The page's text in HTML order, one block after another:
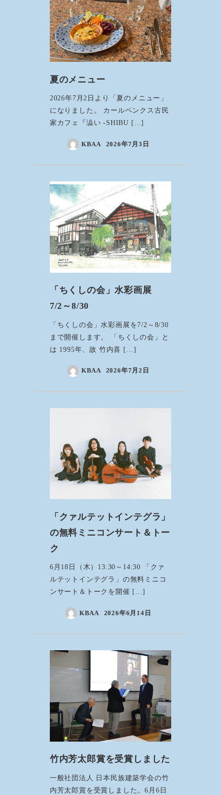
夏のメニュー
2026年7月2日より「夏のメニュー」
になりました。 カールベンクス古民
家カフェ『澁い -SHIBU […]
KBAA 2026年7月3日
「ちくしの会」水彩画展
7/2～8/30
「ちくしの会」水彩画展を7/2～8/30
まで開催します。 「ちくしの会」と
は 1995年、故 竹内喜 […]
KBAA 2026年7月2日
「クァルテットインテグラ」
の無料ミニコンサート＆トー
ク
6月18日（木）13:30～14:30 「クァ
ルテットインテグラ」の無料ミニコ
ンサート＆トークを開催 […]
KBAA 2026年6月14日
竹内芳太郎賞を受賞しました
一般社団法人 日本民族建築学会の竹
内芳太郎賞を受賞しました。6月6日